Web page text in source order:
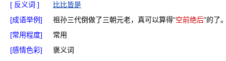
[ 反义词 ]
比比皆是
[成语举例]
祖孙三代倒做了三朝元老，真可以算得“空前绝后”的了
[常用程度]
常用
[感情色彩]
褒义词